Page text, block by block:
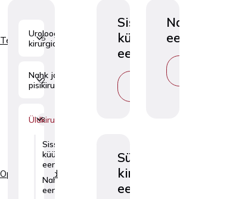
Teenused
Operatsioonid
Sissekasvanud
küüne
eemaldamine
Nahanäsade
eemaldamine
Sünnimärkide
kirurgiline
eemaldamine
Uroloogiline
kirurgia
5
Nahk ja
pisikirurgia
2
Üldkirurgia
3
Sissekasvanud
küüne
eemaldamine
Nahanäsade
eemaldamine